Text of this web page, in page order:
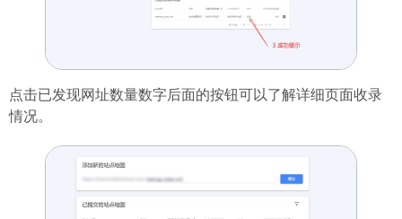
点击已发现网址数量数字后面的按钮可以了解详细页面收录
情况。